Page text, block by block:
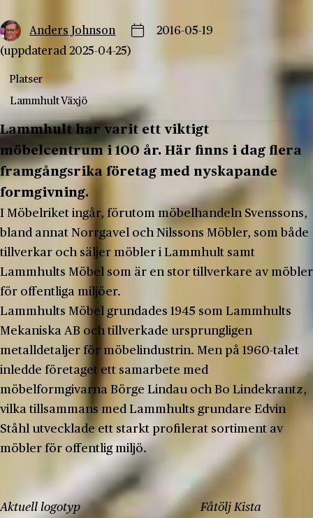
Anders Johnson
2016-05-19
(uppdaterad 2025-04-25)
Platser
Lammhult Växjö
Lammhult har varit ett viktigt
möbelcentrum i 100 år. Här finns i dag flera
framgångsrika företag med nyskapande
formgivning.
I Möbelriket ingår, förutom möbelhandeln Svenssons,
bland annat Norrgavel och Nilssons Möbler, som både
tillverkar och säljer möbler i Lammhult samt
Lammhults Möbel som är en stor tillverkare av möbler
för offentliga miljöer.
Lammhults Möbel grundades 1945 som Lammhults
Mekaniska AB och tillverkade ursprungligen
metalldetaljer för möbelindustrin. Men på 1960-talet
inledde företaget ett samarbete med
möbelformgivarna Börge Lindau och Bo Lindekrantz,
vilka tillsammans med Lammhults grundare Edvin
Ståhl utvecklade ett starkt profilerat sortiment av
möbler för offentlig miljö.
Aktuell logotyp Fåtölj Kista